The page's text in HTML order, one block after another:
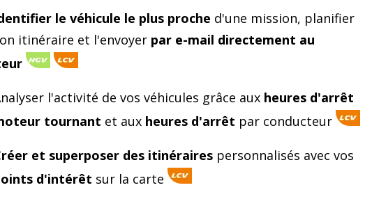
le véhicule le plus proche d'une mission, planifier
itinéraire et l'envoyer par e-mail directement au
l'activité de vos véhicules grâce aux heures d'arrêt
tournant et aux heures d'arrêt par conducteur
et superposer des itinéraires personnalisés avec vos
d'intérêt sur la carte